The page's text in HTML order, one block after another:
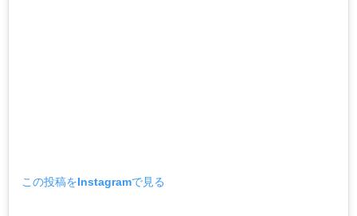
この投稿をInstagramで見る